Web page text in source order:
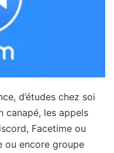
d’études chez soi
canapé, les appels
Facetime ou
ou encore groupe